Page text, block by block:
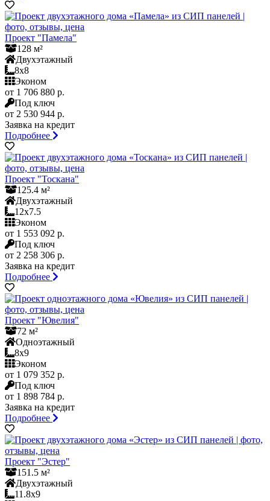
Проект "Памела"
128 м²
Двухэтажный
8x8
Эконом
от 1 706 880 р.
Под ключ
от 2 530 944 р.
Заявка на кредит
Подробнее
Проект "Тоскана"
125.4 м²
Двухэтажный
12x7.5
Эконом
от 1 553 092 р.
Под ключ
от 2 258 306 р.
Заявка на кредит
Подробнее
Проект "Ювелия"
72 м²
Одноэтажный
8x9
Эконом
от 1 079 352 р.
Под ключ
от 1 898 784 р.
Заявка на кредит
Подробнее
Проект "Эстер"
151.5 м²
Двухэтажный
11.8x9